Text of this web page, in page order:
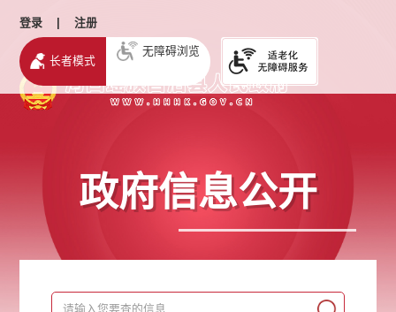
登录 | 注册
长者模式
无障碍浏览
政府信息公开